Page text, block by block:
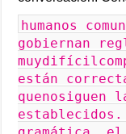
humanos
gobiernan
están
quenosiguen